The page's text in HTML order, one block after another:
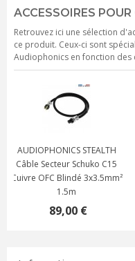
ACCESSOIRES
Retrouvez ici une sélection
ce produit. Ceux-ci sont
Audiophonics en fonction
ATAUDIO L-4E6S Câble
Mâle vers USB-B Mâle
OFC Plaqué Or 1m
26,90 €